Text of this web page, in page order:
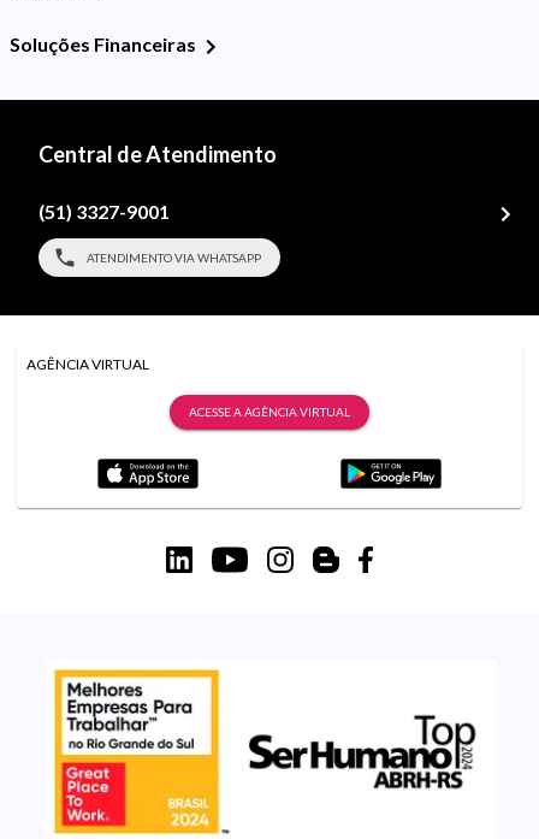
Soluções Financeiras
Central de Atendimento
(51) 3327-9001
ATENDIMENTO VIA WHATSAPP
AGÊNCIA VIRTUAL
ACESSE A AGÊNCIA VIRTUAL